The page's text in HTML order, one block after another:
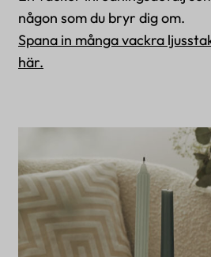
någon som du bryr dig om.
Spana in många vackra
här.